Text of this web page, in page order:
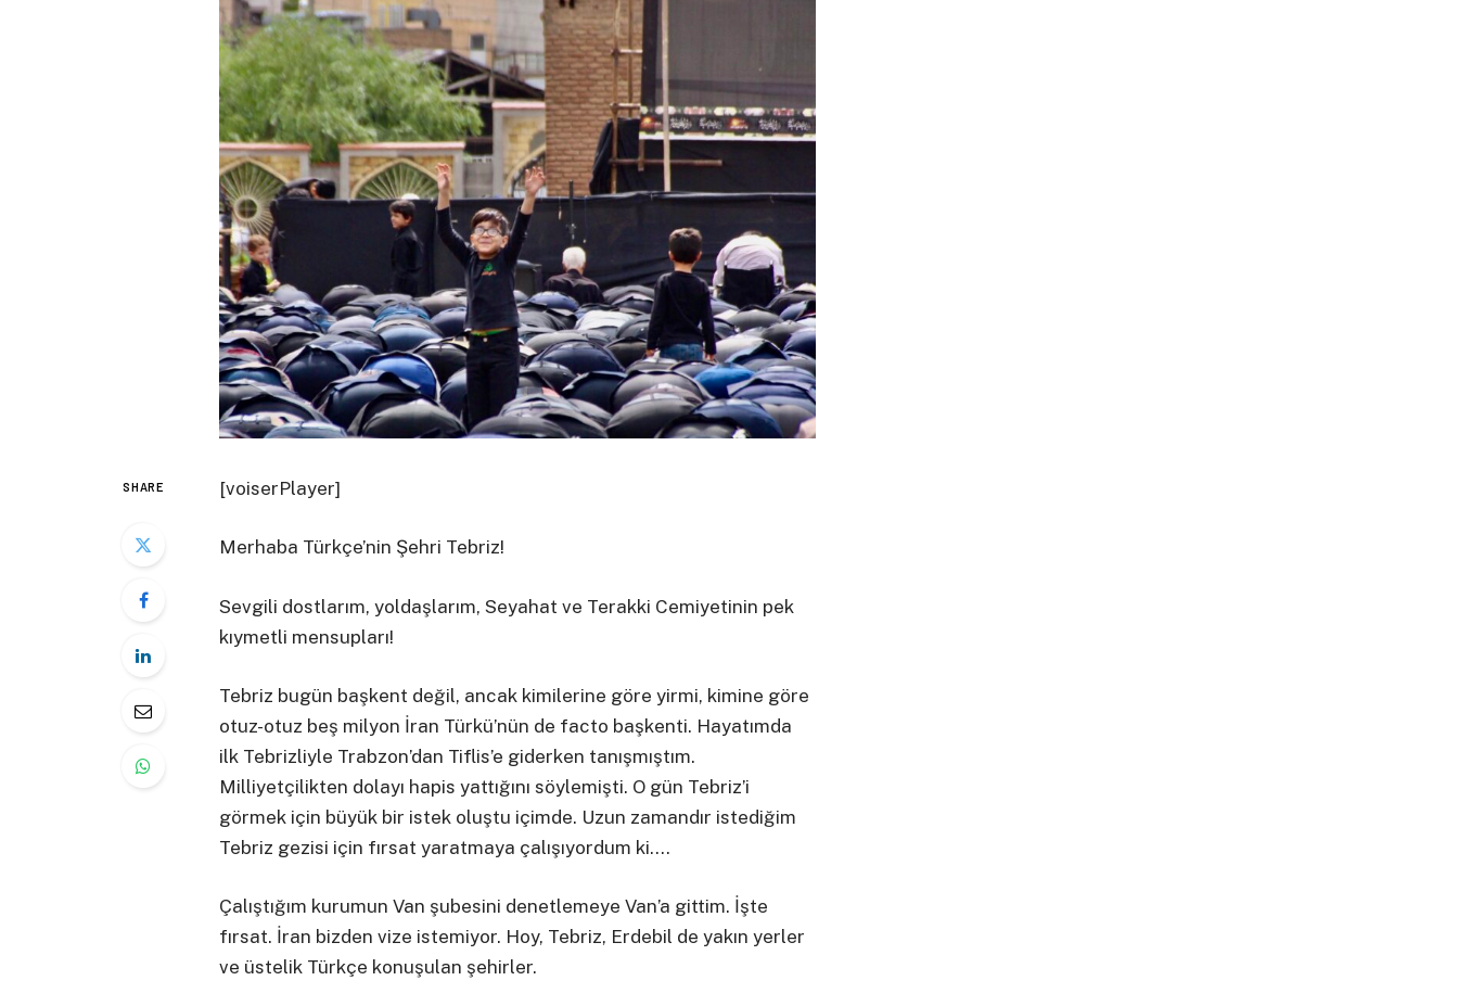
SHARE [voiserPlayer]
Merhaba Türkçe’nin Şehri Tebriz!
Sevgili dostlarım, yoldaşlarım, Seyahat ve Terakki Cemiyetinin pek
kıymetli mensupları!
Tebriz bugün başkent değil, ancak kimilerine göre yirmi, kimine göre
otuz-otuz beş milyon İran Türkü’nün de facto başkenti. Hayatımda
ilk Tebrizliyle Trabzon’dan Tiflis’e giderken tanışmıştım.
Milliyetçilikten dolayı hapis yattığını söylemişti. O gün Tebriz’i
görmek için büyük bir istek oluştu içimde. Uzun zamandır istediğim
Tebriz gezisi için fırsat yaratmaya çalışıyordum ki….
Çalıştığım kurumun Van şubesini denetlemeye Van’a gittim. İşte
fırsat. İran bizden vize istemiyor. Hoy, Tebriz, Erdebil de yakın yerler
ve üstelik Türkçe konuşulan şehirler.